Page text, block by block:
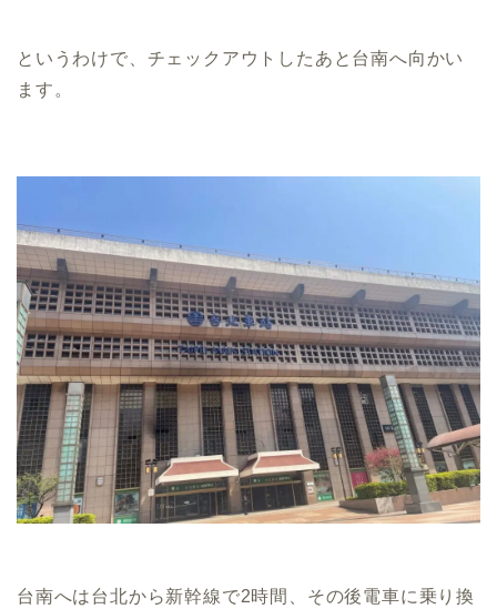
というわけで、チェックアウトしたあと台南へ向かい
ます。
台南へは台北から新幹線で2時間、その後電車に乗り換